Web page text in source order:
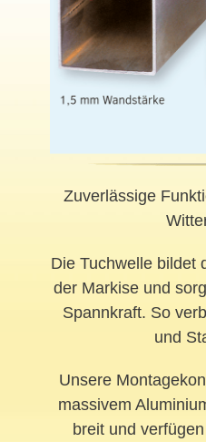
Zuverlässige
Die Tuchwelle bildet
der Markise und
Spannkraft. So
und
Unsere
massivem
breit und